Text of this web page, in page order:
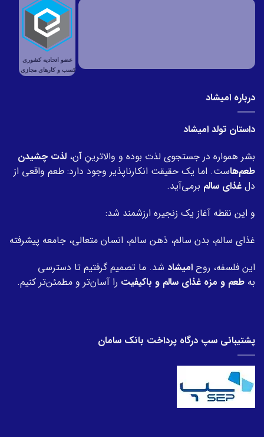
درباره امیشاد
داستان تولد امیشاد
بشر همواره در جستجوی لذت بوده و والاترینِ آن، لذت چشیدن
طعم‌هاست. اما یک حقیقت انکارناپذیر وجود دارد: طعم واقعی از
دل غذای سالم برمی‌آید.
و این نقطه آغاز یک زنجیره ارزشمند شد:
غذای سالم، بدن سالم، ذهن سالم، انسان متعالی، جامعه پیشرفته
این فلسفه، روح امیشاد شد. ما تصمیم گرفتیم تا دسترسی
به طعم و مزه غذای سالم و باکیفیت را آسان‌تر و مطمئن‌تر کنیم.
پشتیبانی سپ درگاه پرداخت بانک سامان